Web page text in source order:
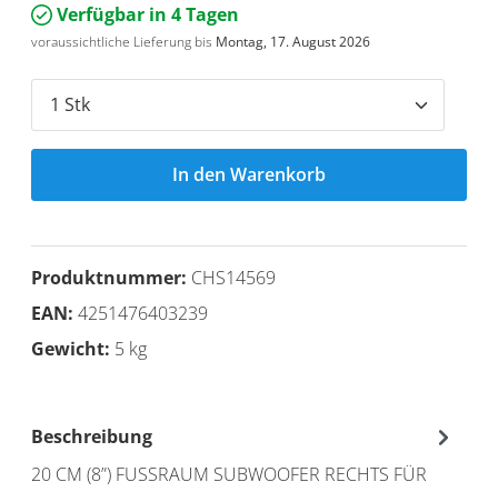
Verfügbar in 4 Tagen
voraussichtliche Lieferung bis Montag, 17. August 2026
In den Warenkorb
Produktnummer: CHS14569
EAN: 4251476403239
Gewicht: 5 kg
Beschreibung
20 CM (8”) FUSSRAUM SUBWOOFER RECHTS FÜR